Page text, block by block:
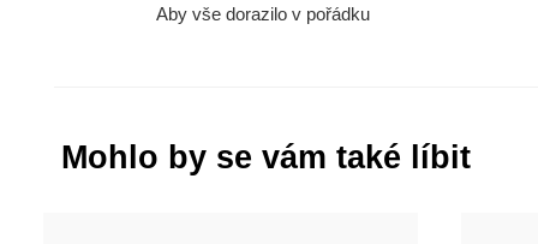
Aby vše dorazilo v pořádku
Mohlo by se vám také líbit